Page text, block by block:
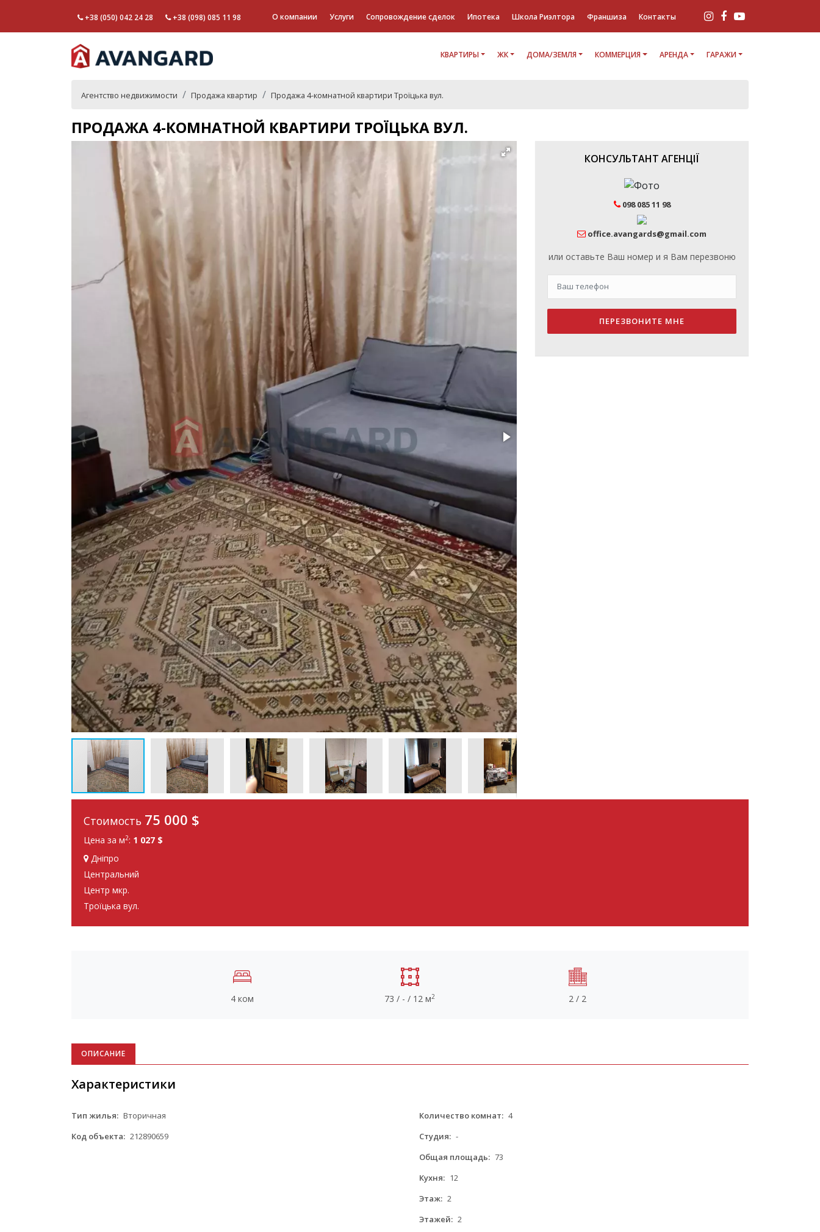
+38 (050) 042 24 28 +38 (098) 085 11 98 О компании Услуги Сопровождение сделок Ипотека Школа Риэлтора Франшиза Контакты
КВАРТИРЫ ЖК ДОМА/ЗЕМЛЯ КОММЕРЦИЯ АРЕНДА ГАРАЖИ
Агентство недвижимости Продажа квартир Продажа 4-комнатной квартири Троїцька вул.
ПРОДАЖА 4-КОМНАТНОЙ КВАРТИРИ ТРОЇЦЬКА ВУЛ.
КОНСУЛЬТАНТ АГЕНЦІЇ
098 085 11 98
office.avangards@gmail.com
или оставьте Ваш номер и я Вам перезвоню
ПЕРЕЗВОНИТЕ МНЕ
Стоимость 75 000 $
Цена за м2: 1 027 $
Дніпро
Центральний
Центр мкр.
Троїцька вул.
4 ком 73 / - / 12 м2 2 / 2
ОПИСАНИЕ
Характеристики
Тип жилья: Вторичная
Код объекта: 212890659
Количество комнат: 4
Студия: -
Общая площадь: 73
Кухня: 12
Этаж: 2
Этажей: 2